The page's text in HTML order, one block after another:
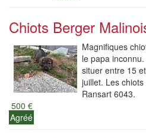
Chiots Berger
Magnifiques
le papa
situer entre 15
juillet. Les
Ransart 6043.
500 €
Agréé